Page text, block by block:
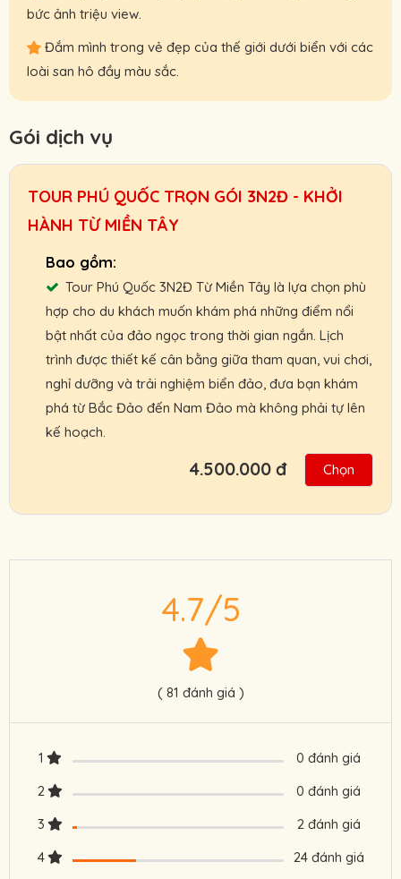
bức ảnh triệu view.
Đắm mình trong vẻ đẹp của thế giới dưới biển với các
loài san hô đầy màu sắc.
Gói dịch vụ
TOUR PHÚ QUỐC TRỌN GÓI 3N2Đ - KHỞI
HÀNH TỪ MIỀN TÂY
Tour Phú Quốc 3N2Đ Từ Miền Tây là lựa chọn phù
hợp cho du khách muốn khám phá những điểm nổi
bật nhất của đảo ngọc trong thời gian ngắn. Lịch
trình được thiết kế cân bằng giữa tham quan, vui chơi,
nghỉ dưỡng và trải nghiệm biển đảo, đưa bạn khám
phá từ Bắc Đảo đến Nam Đảo mà không phải tự lên
kế hoạch.
Có kinh nghiệm 09 năm kinh doanh du lịch,
đảm bảo trải nghiệm tốt nhất cho quý khách
Cam kết giá tour tốt, nhiều ưu đãi, hỗ trợ
Nhiều chính sách ưu đãi cho đối tác, khách
0901222772
4.500.000 đ Chọn
4.7/5
( 81 đánh giá )
1
0 đánh giá
2
0 đánh giá
3
2 đánh giá
4
24 đánh giá